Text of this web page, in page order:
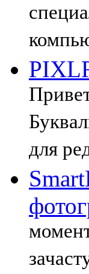
для